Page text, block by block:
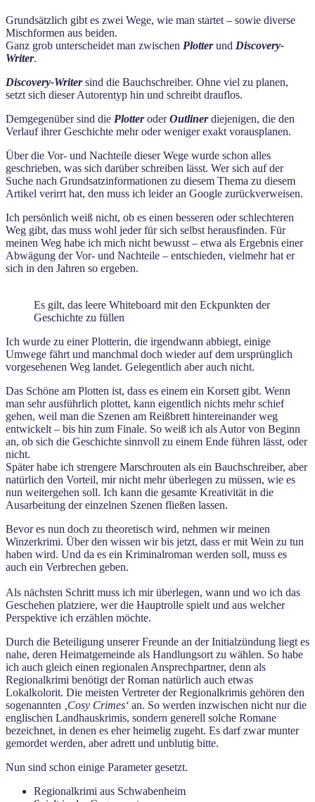
Grundsätzlich gibt es zwei Wege, wie man startet – sowie diverse
Mischformen aus beiden.
Ganz grob unterscheidet man zwischen Plotterund Discovery-
Writer.
Discovery-Writersind die Bauchschreiber. Ohne viel zu planen,
setzt sich dieser Autorentyp hin und schreibt drauflos.
Demgegenüber sind die PlotteroderOutlinerdiejenigen, die den
Verlauf ihrer Geschichte mehr oder weniger exakt vorausplanen.
Über die Vor- und Nachteile dieser Wege wurde schon alles
geschrieben, was sich darüber schreiben lässt. Wer sich auf der
Suche nach Grundsatzinformationen zu diesem Thema zu diesem
Artikel verirrt hat, den muss ich leider an Google zurückverweisen.
Ich persönlich weiß nicht, ob es einen besseren oder schlechteren
Weg gibt, das muss wohl jeder für sich selbst herausfinden. Für
meinen Weg habe ich mich nicht bewusst – etwa als Ergebnis einer
Abwägung der Vor- und Nachteile – entschieden, vielmehr hat er
sich in den Jahren so ergeben.
Es gilt, das leere Whiteboard mit den Eckpunkten der
Geschichte zu füllen
Ich wurde zu einer Plotterin, die irgendwann abbiegt, einige
Umwege fährt und manchmal doch wieder auf dem ursprünglich
vorgesehenen Weg landet. Gelegentlich aber auch nicht.
Das Schöne am Plotten ist, dass es einem ein Korsett gibt. Wenn
man sehr ausführlich plottet, kann eigentlich nichts mehr schief
gehen, weil man die Szenen am Reißbrett hintereinander weg
entwickelt – bis hin zum Finale. So weiß ich als Autor von Beginn
an, ob sich die Geschichte sinnvoll zu einem Ende führen lässt, oder
nicht.
Später habe ich strengere Marschrouten als ein Bauchschreiber, aber
natürlich den Vorteil, mir nicht mehr überlegen zu müssen, wie es
nun weitergehen soll. Ich kann die gesamte Kreativität in die
Ausarbeitung der einzelnen Szenen fließen lassen.
Bevor es nun doch zu theoretisch wird, nehmen wir meinen
Winzerkrimi. Über den wissen wir bis jetzt, dass er mit Wein zu tun
haben wird. Und da es ein Kriminalroman werden soll, muss es
auch ein Verbrechen geben.
Als nächsten Schritt muss ich mir überlegen, wann und wo ich das
Geschehen platziere, wer die Hauptrolle spielt und aus welcher
Perspektive ich erzählen möchte.
Durch die Beteiligung unserer Freunde an der Initialzündung liegt es
nahe, deren Heimatgemeinde als Handlungsort zu wählen. So habe
ich auch gleich einen regionalen Ansprechpartner, denn als
Regionalkrimi benötigt der Roman natürlich auch etwas
Lokalkolorit. Die meisten Vertreter der Regionalkrimis gehören den
sogenannten
‚Cosy Crimes‘ an. So werden inzwischen nicht nur die
englischen Landhauskrimis, sondern generell solche Romane
bezeichnet, in denen es eher heimelig zugeht. Es darf zwar munter
gemordet werden, aber adrett und unblutig bitte.
Nun sind schon einige Parameter gesetzt.
Regionalkrimi aus Schwabenheim